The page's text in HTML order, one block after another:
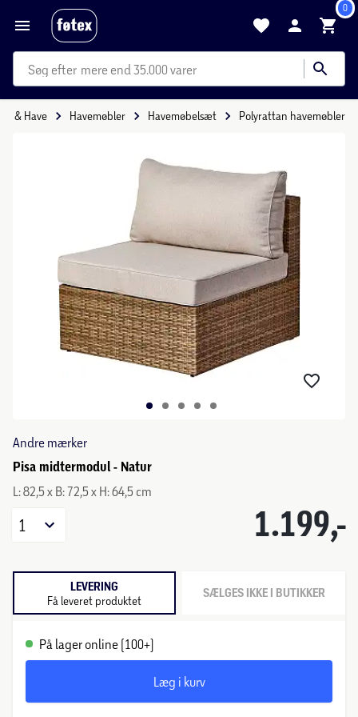
0
mere end 35.000 varer
& Have Havemøbler Havemøbelsæt Polyrattan havemøbler
Andre mærker
Pisa midtermodul - Natur
L: 82,5 x B: 72,5 x H: 64,5 cm
1.199,-
1
LEVERING
Få leveret produktet SÆLGES IKKE I BUTIKKER
På lager online (100+)
Læg i kurv